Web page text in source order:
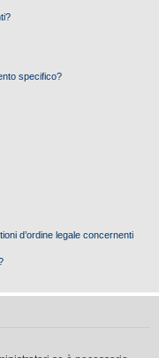
specifico?
d’ordine legale concernenti